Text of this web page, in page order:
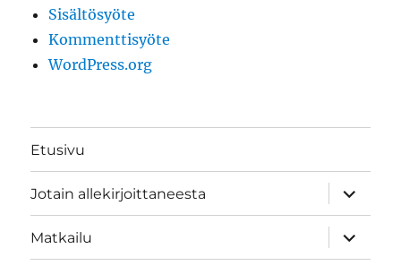
Sisältösyöte
Kommenttisyöte
WordPress.org
Etusivu
Jotain allekirjoittaneesta
näytä
Matkailu
näytä